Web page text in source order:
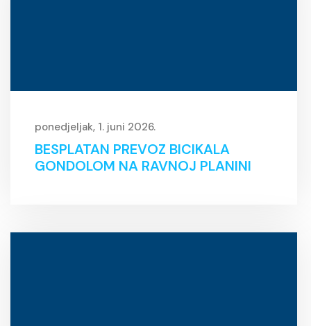
ponedjeljak, 1. juni 2026.
BESPLATAN PREVOZ BICIKALA
GONDOLOM NA RAVNOJ PLANINI